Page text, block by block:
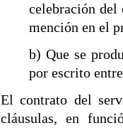
celebración del
mención en el
b) Que se
por escrito
El contrato del
cláusulas, en